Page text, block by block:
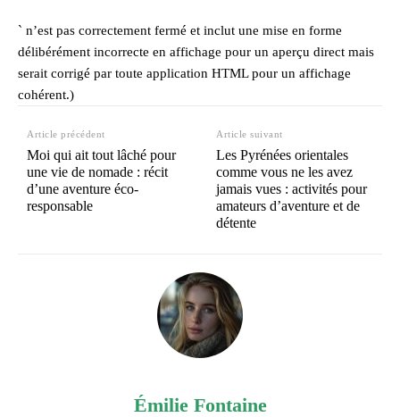
` n’est pas correctement fermé et inclut une mise en forme
délibérément incorrecte en affichage pour un aperçu direct mais
serait corrigé par toute application HTML pour un affichage
cohérent.)
Article précédent
Moi qui ait tout lâché pour
une vie de nomade : récit
d’une aventure éco-
responsable
Article suivant
Les Pyrénées orientales
comme vous ne les avez
jamais vues : activités pour
amateurs d’aventure et de
détente
Émilie Fontaine